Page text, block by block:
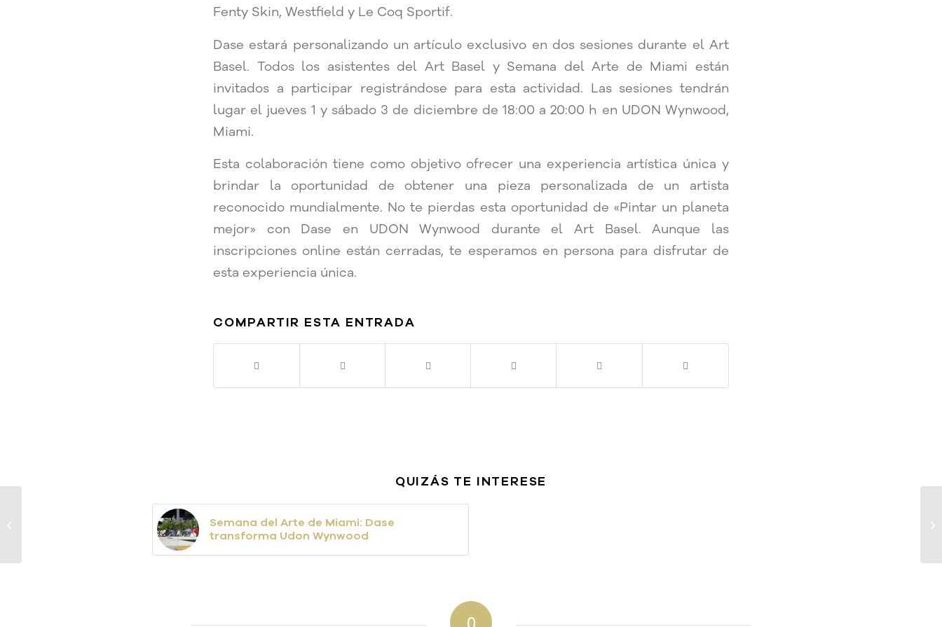
Fenty Skin, Westfield y Le Coq Sportif.
Dase estará personalizando un artículo exclusivo en dos sesiones durante el Art
Basel. Todos los asistentes del Art Basel y Semana del Arte de Miami están
invitados a participar registrándose para esta actividad. Las sesiones tendrán
lugar el jueves 1 y sábado 3 de diciembre de 18:00 a 20:00 h en UDON Wynwood,
Miami.
Esta colaboración tiene como objetivo ofrecer una experiencia artística única y
brindar la oportunidad de obtener una pieza personalizada de un artista
reconocido mundialmente. No te pierdas esta oportunidad de «Pintar un planeta
mejor» con Dase en UDON Wynwood durante el Art Basel. Aunque las
inscripciones online están cerradas, te esperamos en persona para disfrutar de
esta experiencia única.
COMPARTIR ESTA ENTRADA
QUIZÁS TE INTERESE
Semana del Arte de Miami: Dase
transforma Udon Wynwood
0